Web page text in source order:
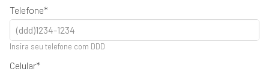
Telefone
Insira seu telefone com DDD
Celular